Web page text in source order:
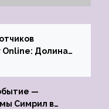
Долина
—
Симрил в